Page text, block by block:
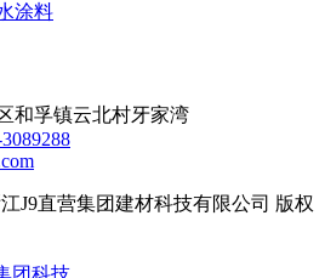
涂料
和孚镇云北村牙家湾
J9直营集团建材科技有限公司 版权
团科技